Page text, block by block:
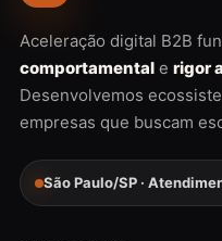
Aceleração digital B2B
comportamental e rigor
Desenvolvemos
empresas que buscam
São Paulo/SP ·